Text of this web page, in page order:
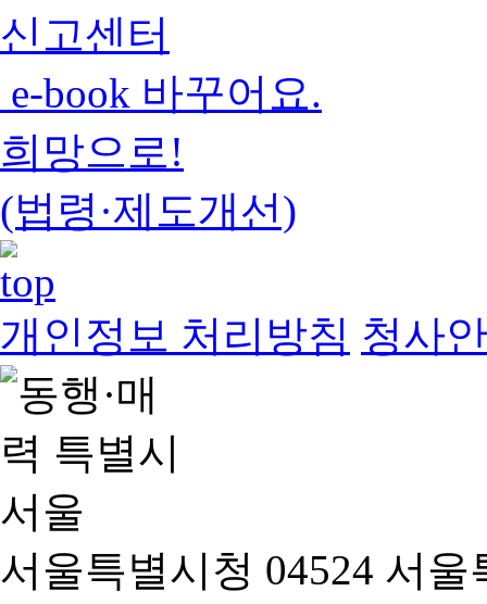
신고센터
e-book 바꾸어요.
희망으로!
(법령·제도개선)
개인정보 처리방침 청사
서울특별시청 04524 서